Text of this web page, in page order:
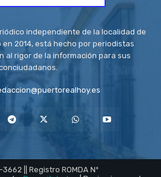
independiente de la localidad de
en 2014, está hecho por periodistas
al rigor de la información para sus
|| Registro ROMDA Nº